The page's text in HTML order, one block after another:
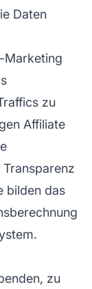
Daten
Marketing
zu
Affiliate
bilden das
zu